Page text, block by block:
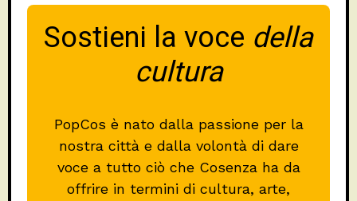
Sostieni la voce della
cultura
PopCos è nato dalla passione per la
nostra città e dalla volontà di dare
voce a tutto ciò che Cosenza ha da
offrire in termini di cultura, arte,